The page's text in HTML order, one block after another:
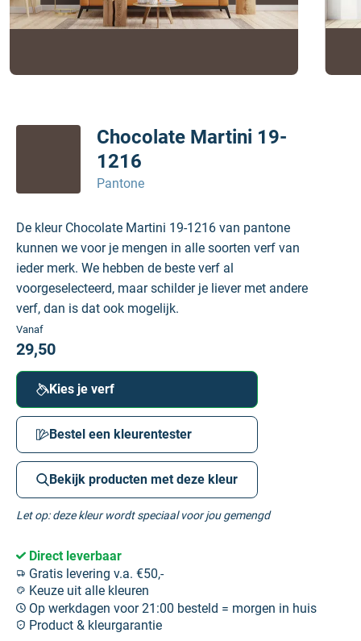
Chocolate Martini 19-
1216
Pantone
De kleur Chocolate Martini 19-1216 van pantone
kunnen we voor je mengen in alle soorten verf van
ieder merk. We hebben de beste verf al
voorgeselecteerd, maar schilder je liever met andere
verf, dan is dat ook mogelijk.
Vanaf
29,50
Kies je verf
Bestel een kleurentester
Bekijk producten met deze kleur
Let op: deze kleur wordt speciaal voor jou gemengd
Direct leverbaar
Gratis levering v.a. €50,-
Keuze uit alle kleuren
Op werkdagen voor 21:00 besteld = morgen in huis
Product & kleurgarantie